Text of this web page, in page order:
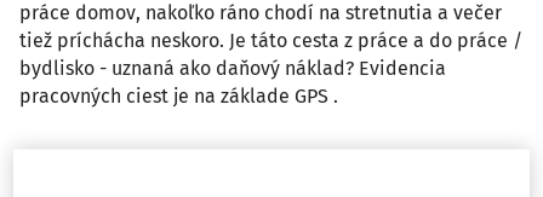
práce domov, nakoľko ráno chodí na stretnutia a večer
tiež príchácha neskoro. Je táto cesta z práce a do práce /
bydlisko - uznaná ako daňový náklad? Evidencia
pracovných ciest je na základe GPS .